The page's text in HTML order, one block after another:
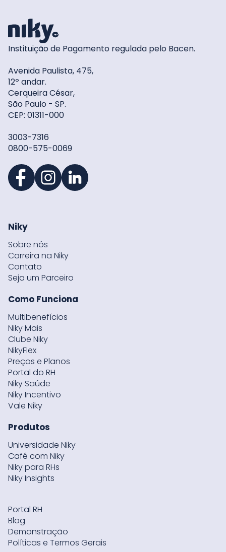
Instituição de Pagamento regulada pelo Bacen.
Avenida Paulista, 475,
12º andar.
Cerqueira César,
São Paulo - SP.
CEP: 01311-000
3003-7316
0800-575-0069
Niky
Sobre nós
Carreira na Niky
Contato
Seja um Parceiro
Como Funciona
Multibenefícios
Niky Mais
Clube Niky
NikyFlex
Preços e Planos
Portal do RH
Niky Saúde
Niky Incentivo
Vale Niky
Produtos
Universidade Niky
Café com Niky
Niky para RHs
Niky Insights
Portal RH
Blog
Demonstração
Políticas e Termos Gerais